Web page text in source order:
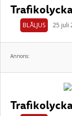
BLÅLJUS 25 juli
Annons: